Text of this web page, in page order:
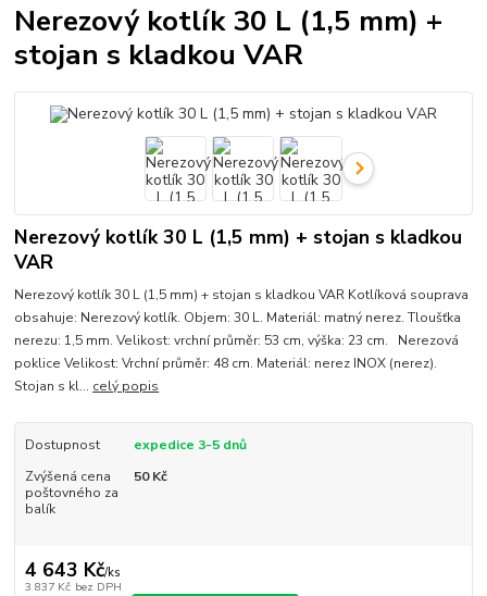
Nerezový kotlík 30 L (1,5 mm) +
stojan s kladkou VAR
Nerezový kotlík 30 L (1,5 mm) + stojan s kladkou
VAR
Nerezový kotlík 30 L (1,5 mm) + stojan s kladkou VAR Kotlíková souprava
obsahuje: Nerezový kotlík. Objem: 30 L. Materiál: matný nerez. Tloušťka
nerezu: 1,5 mm. Velikost: vrchní průměr: 53 cm, výška: 23 cm. Nerezová
poklice Velikost: Vrchní průměr: 48 cm. Materiál: nerez INOX (nerez).
Stojan s kl... celý popis
Dostupnost
expedice 3-5 dnů
Zvýšená cena
poštovného za
balík
50 Kč
4 643 Kč/ks
3 837 Kč bez DPH